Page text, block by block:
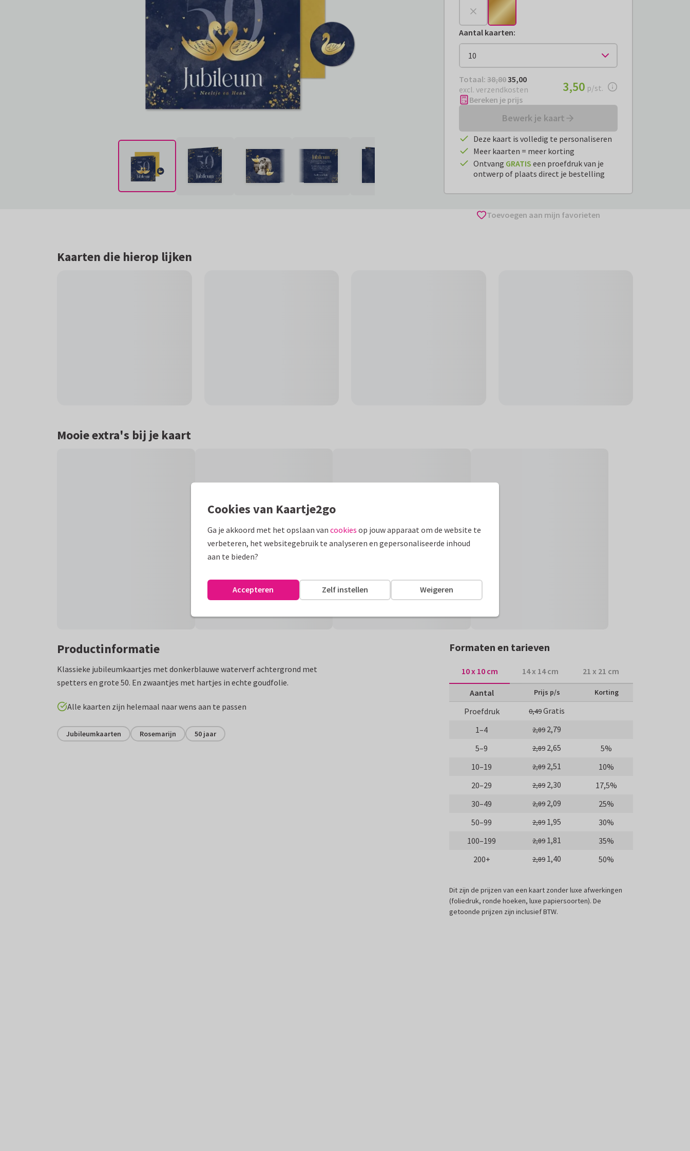
Aantal kaarten:
Totaal: € 35,00
Totaal: 38,8035,00
excl. verzendkosten
€ 3,50per stuk
3,50 p/st.
Bereken je prijs
Bewerk je kaart
Deze kaart is volledig te personaliseren
Meer kaarten = meer korting
Ontvang GRATIS een proefdruk van je
ontwerp of plaats direct je bestelling
Toevoegen aan mijn favorieten
Kaarten die hierop lijken
Mooie extra's bij je kaart
Productinformatie
Klassieke jubileumkaartjes met donkerblauwe waterverf achtergrond met
spetters en grote 50. En zwaantjes met hartjes in echte goudfolie.
Alle kaarten zijn helemaal naar wens aan te passen
Jubileumkaarten Rosemarijn 50 jaar
Formaten en tarieven
10 x 10 cm 14 x 14 cm 21 x 21 cm
Aantal Prijs p/s Korting
Proefdruk 0,49Gratis
1–4
2,89 2,79
5–9
2,89 2,65
5%
10–19
2,89 2,51
10%
20–29
2,89 2,30
17,5%
30–49
2,89 2,09
25%
50–99
2,89 1,95
30%
100–199
2,89 1,81
35%
200+
2,89 1,40 50%
Dit zijn de prijzen van een kaart zonder luxe afwerkingen
(foliedruk, ronde hoeken, luxe papiersoorten). De
getoonde prijzen zijn inclusief BTW.
Cookies van Kaartje2go
Ga je akkoord met het opslaan van cookies op jouw apparaat om de website te
verbeteren, het websitegebruik te analyseren en gepersonaliseerde inhoud
aan te bieden?
Weigeren
Zelf instellen
Accepteren